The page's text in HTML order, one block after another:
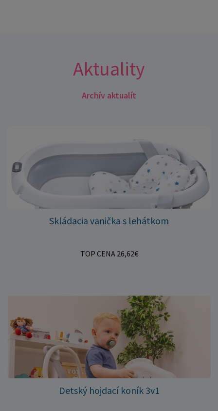
Aktuality
Archív aktualít
Skládacia vanička s lehátkom
TOP CENA 26,62€
Detský hojdací koník 3v1